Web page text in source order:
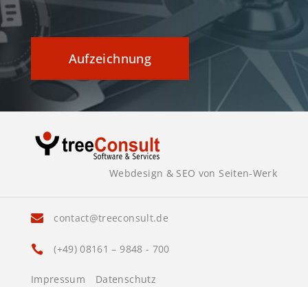
Aufzeichnung
Webdesign & SEO von Seiten-Werk
 contact@treeconsult.de
 (+49) 08161 – 9848 - 700
Impressum Datenschutz